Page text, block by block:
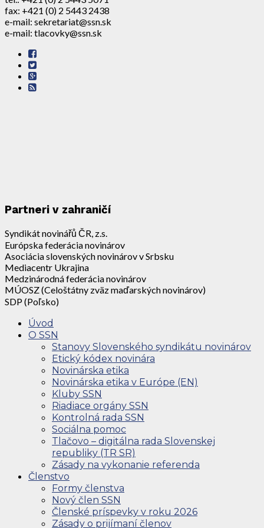
fax: +421 (0) 2 5443 2438
e-mail: sekretariat@ssn.sk
e-mail: tlacovky@ssn.sk
Partneri v zahraničí
Syndikát novinářů ČR, z.s.
Európska federácia novinárov
Asociácia slovenských novinárov v Srbsku
Mediacentr Ukrajina
Medzinárodná federácia novinárov
MÚOSZ (Celoštátny zväz maďarských novinárov)
SDP (Poľsko)
Úvod
O SSN
Stanovy Slovenského syndikátu novinárov
Etický kódex novinára
Novinárska etika
Novinárska etika v Európe (EN)
Kluby SSN
Riadiace orgány SSN
Kontrolná rada SSN
Sociálna pomoc
Tlačovo – digitálna rada Slovenskej
republiky (TR SR)
Zásady na vykonanie referenda
Členstvo
Formy členstva
Nový člen SSN
Členské príspevky v roku 2026
Zásady o prijímaní členov